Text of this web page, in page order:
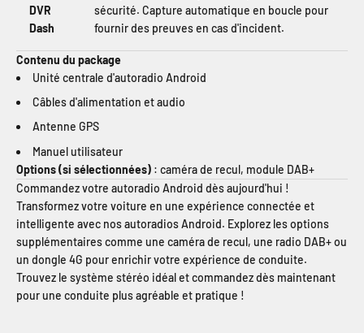
DVR
Dash
sécurité. Capture automatique en boucle pour
fournir des preuves en cas d'incident.
Contenu du package
Unité centrale d'autoradio Android
Câbles d'alimentation et audio
Antenne GPS
Manuel utilisateur
Options (si sélectionnées) : caméra de recul, module DAB+
Commandez votre autoradio Android dès aujourd'hui !
Transformez votre voiture en une expérience connectée et
intelligente avec nos autoradios Android. Explorez les options
supplémentaires comme une caméra de recul, une radio DAB+ ou
un dongle 4G pour enrichir votre expérience de conduite.
Trouvez le système stéréo idéal et commandez dès maintenant
pour une conduite plus agréable et pratique !